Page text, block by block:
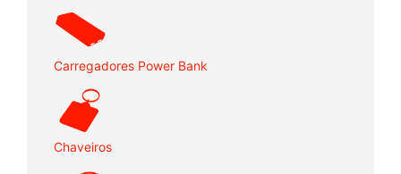
Carregadores Power Bank
Chaveiros